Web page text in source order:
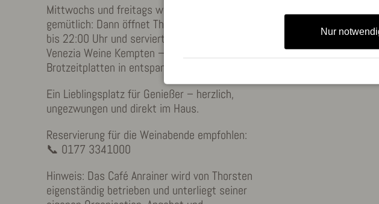
Mittwochs und freitags wird’s besonders
gemütlich: Dann öffnet Thorsten seine Weinbar
bis 22:00 Uhr und serviert erlesene Weine von
Venezia Weine Kempten – dazu gibt’s feine
Brotzeitplatten in entspannter Atmosphäre.
Ein Lieblingsplatz für Genießer – herzlich,
ungezwungen und direkt im Haus.
Reservierung für die Weinabende empfohlen:
📞 0177 3341000
Hinweis: Das Café Anrainer wird von Thorsten
eigenständig betrieben und unterliegt seiner
📞
Hinweis: Sami
organisiert ihre
Nur